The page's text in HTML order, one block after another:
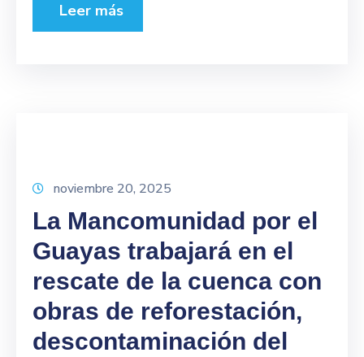
Leer más
noviembre 20, 2025
La Mancomunidad por el
Guayas trabajará en el
rescate de la cuenca con
obras de reforestación,
descontaminación del